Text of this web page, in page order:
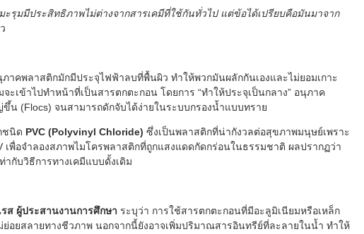
ะรุมมีประสิทธิภาพไม่ต่างจากสารเคมีที่ใช้กันทั่วไป แต่ข้อได้เปรียบคือมันมาจาก
ภาคพลาสติกมักมีประจุไฟฟ้าลบที่พื้นผิว ทำให้พวกมันผลักกันเองและไม่ยอมเกาะ
ะเข้าไปทำหน้าที่เป็นสารตกตะกอน โดยการ “ทำให้ประจุเป็นกลาง” อนุภาค
น (Flocs) จนสามารถดักจับได้ง่ายในระบบกรองน้ำแบบทราย
ชนิด PVC (Polyvinyl Chloride) ซึ่งเป็นพลาสติกที่น่ากังวลต่อสุขภาพมนุษย์เพราะ
เพื่อจำลองสภาพไมโครพลาสติกที่ถูกแสงแดดกัดกร่อนในธรรมชาติ ผลปรากฏว่า
ากับวิธีการทางเคมีแบบดั้งเดิม
ส ผู้ประสานงานการศึกษา ระบุว่า การใช้สารตกตะกอนที่มีอะลูมิเนียมหรือเหล็ก
อยสลายทางชีวภาพ นอกจากนี้ยังอาจเพิ่มปริมาณสารอินทรีย์ที่ละลายในน้ำ ทำให้